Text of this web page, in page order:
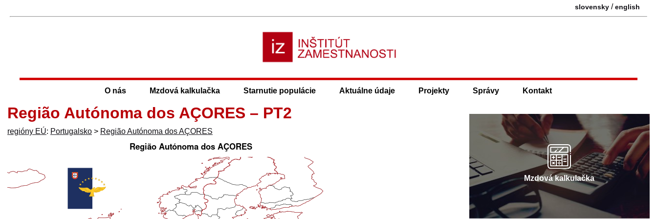
slovensky /english
O nás Mzdová kalkulačka Starnutie populácie Aktuálne údaje Projekty Správy Kontakt
Região Autónoma dos AÇORES – PT2
regióny EÚ: Portugalsko > Região Autónoma dos AÇORES
Mzdová kalkulačka